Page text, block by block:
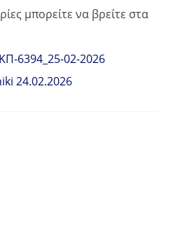
μπορείτε να βρείτε στα
6394_25-02-2026
24.02.2026